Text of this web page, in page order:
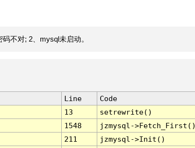
不对; 2、mysql未启动。
Line
Code
13
setrewrite()
1548
jzmysql-
211
jzmysql->Init()